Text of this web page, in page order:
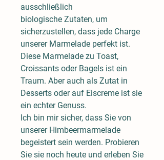
ausschließlich
biologische Zutaten, um
sicherzustellen, dass jede Charge
unserer Marmelade perfekt ist.
Diese Marmelade zu Toast,
Croissants oder Bagels ist ein
Traum. Aber auch als Zutat in
Desserts oder auf Eiscreme ist sie
ein echter Genuss.
Ich bin mir sicher, dass Sie von
unserer Himbeermarmelade
begeistert sein werden. Probieren
Sie sie noch heute und erleben Sie